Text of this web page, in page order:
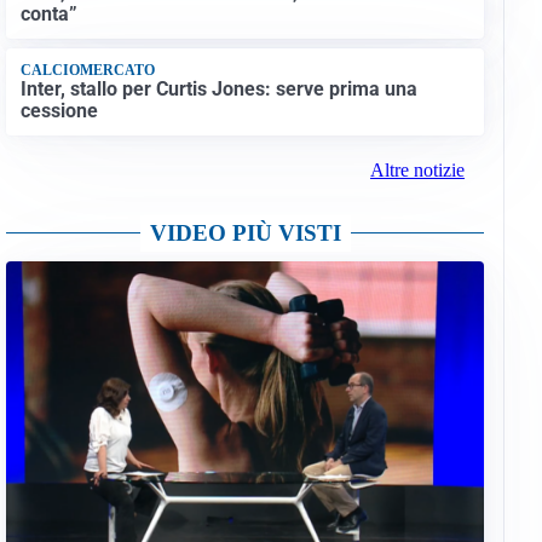
conta”
CALCIOMERCATO
Inter, stallo per Curtis Jones: serve prima una
cessione
Altre notizie
VIDEO PIÙ VISTI